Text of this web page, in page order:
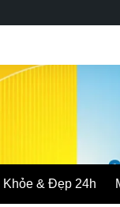
Khỏe & Đẹp 24h